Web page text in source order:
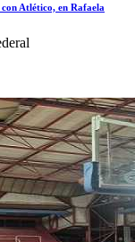
Atlético, en Rafaela